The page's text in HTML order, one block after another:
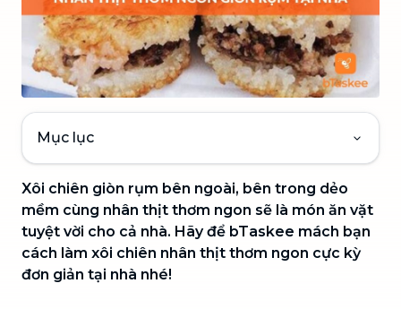
Mục lục
Xôi chiên giòn rụm bên ngoài, bên trong dẻo
mềm cùng nhân thịt thơm ngon sẽ là món ăn vặt
tuyệt vời cho cả nhà. Hãy để bTaskee mách bạn
cách làm xôi chiên nhân thịt thơm ngon cực kỳ
đơn giản tại nhà nhé!